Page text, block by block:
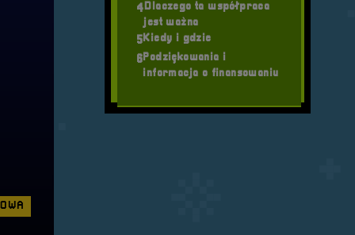
4Dlaczego ta współpraca
jest ważna
5Kiedy i gdzie
6Podziękowania i
informacja o finansowaniu